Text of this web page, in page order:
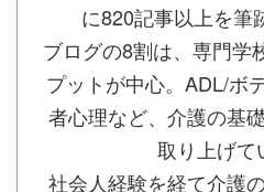
に820記事以上を筆
ブログの8割は、専門学
プットが中心。ADL/ボ
者心理など、介護の基
取り上げて
社会人経験を経て介護